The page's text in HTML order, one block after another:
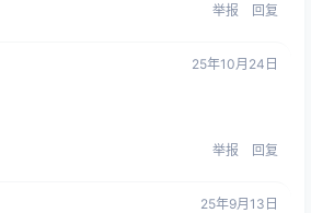
举报 回复
25年10月24日
举报 回复
25年9月13日